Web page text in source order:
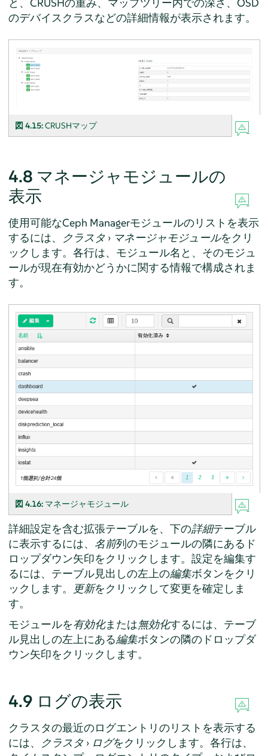
のデバイスクラスなどの詳細情報が表示されます。
図 4.15:CRUSHマップ
4.8 マネージャモジュールの
表示
使用可能なCeph Managerモジュールのリストを表示
するには、
クラスタ› マネージャモジュールをクリ
ックします。各行は、モジュール名と、そのモジュ
ールが現在有効かどうかに関する情報で構成されま
す。
図 4.16: マネージャモジュール
詳細設定を含む拡張テーブルを、下の詳細テーブル
に表示するには、 名前列のモジュールの隣にあるド
ロップダウン矢印をクリックします。設定を編集す
るには、テーブル見出しの左上の編集ボタンをクリ
ックします。
更新をクリックして変更を確定しま
す。
モジュールを有効化または無効化するには、テーブ
ル見出しの左上にある編集ボタンの隣のドロップダ
ウン矢印をクリックします。
4.9 ログの表示
クラスタの最近のログエントリのリストを表示する
には、
クラスタ› ログをクリックします。各行は、